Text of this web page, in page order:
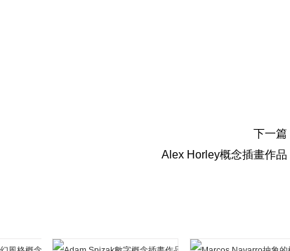
下一篇
Alex Horley概念插畫作品